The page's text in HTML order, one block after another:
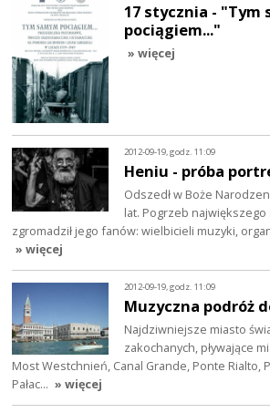
17 stycznia - "Tym
pociągiem..."
» więcej
2012-09-19, godz. 11:09
Heniu - próba
Odszedł w Boże
lat. Pogrzeb
zgromadził jego fanów: wielbicieli muzyki,
» więcej
2012-09-19, godz. 11:09
Muzyczna podróż
Najdziwniejsze miasto
zakochanych, pływające
Most Westchnień, Canal Grande, Ponte Rialto,
Pałac… » więcej